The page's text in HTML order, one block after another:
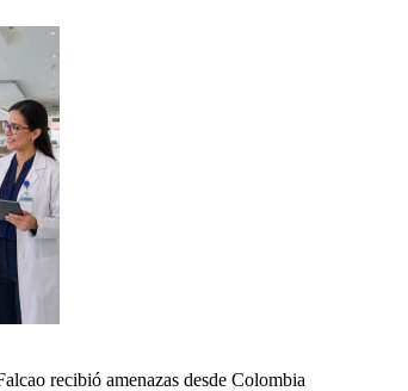
recibió amenazas desde Colombia